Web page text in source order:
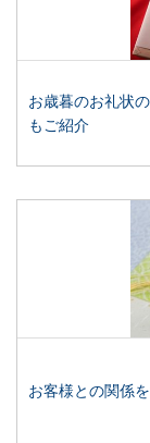
お歳暮のお礼状
もご紹介
お客様との関係